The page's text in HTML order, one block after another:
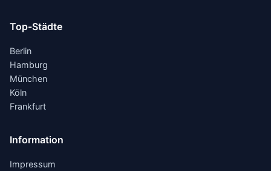
Top-Städte
Berlin
Hamburg
München
Köln
Frankfurt
Information
Impressum